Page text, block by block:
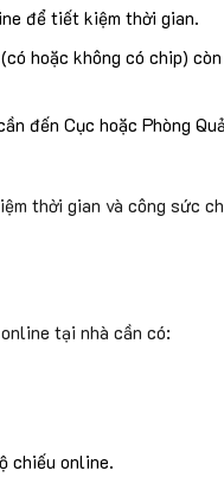
để tiết kiệm thời gian.
hoặc không có chip)
đến Cục hoặc Phòng
thời gian và công sức
tại nhà cần có:
chiếu online.